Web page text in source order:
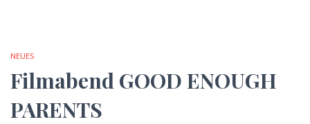
NEUES
Filmabend GOOD ENOUGH
PARENTS